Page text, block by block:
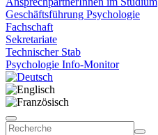
Geschäftsführung Psychologie
Fachschaft
Sekretariate
Technischer Stab
Psychologie Info-Monitor